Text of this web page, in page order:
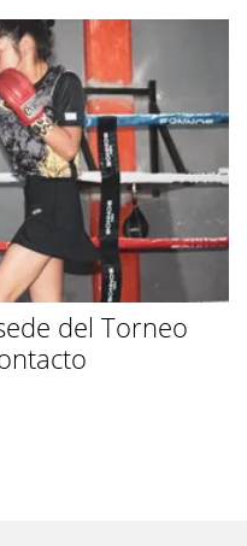
del Torneo